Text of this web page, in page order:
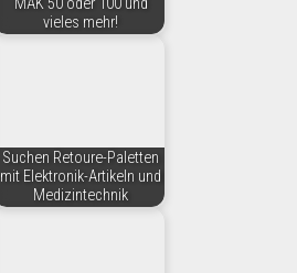
MAK 50 oder 100 und
vieles mehr!
Suchen Retoure-Paletten
mit Elektronik-Artikeln und
Medizintechnik